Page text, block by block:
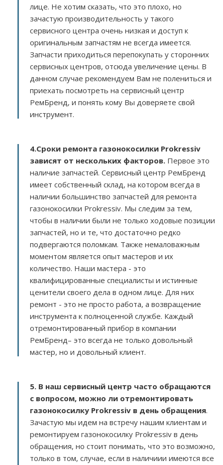
лице. Не хотим сказать, что это плохо, но
зачастую производительность у такого
сервисного центра очень низкая и доступ к
оригинальным запчастям не всегда имеется.
Запчасти приходиться перепокупать у сторонних
сервисных центров, отсюда увеличение цены. В
данном случае рекомендуем Вам не полениться и
приехать посмотреть на сервисный центр
РемБренд, и понять кому Вы доверяете свой
инструмент.
4.Сроки ремонта газонокосилки Prokressiv
зависят от нескольких факторов. Первое это
наличие запчастей. Сервисный центр РемБренд
имеет собственный склад, на котором всегда в
наличии большинство запчастей для ремонта
газонокосилки Prokressiv. Мы следим за тем,
чтобы в наличии были не только ходовые позиции
запчастей, но и те, что достаточно редко
подвергаются поломкам. Также немаловажным
моментом является опыт мастеров и их
количество. Наши мастера - это
квалифицированные специалисты и истинные
ценители своего дела в одном лице. Для них
ремонт - это не просто работа, а возвращение
инструмента к полноценной службе. Каждый
отремонтированный прибор в компании
РемБренд– это всегда не только довольный
мастер, но и довольный клиент.
5. В наш сервисный центр часто обращаются
с вопросом, можно ли отремонтировать
газонокосилку Prokressiv в день обращения.
Зачастую мы идем на встречу нашим клиентам и
ремонтируем газонокосилку Prokressiv в день
обращения, но стоит понимать, что это возможно,
только в том, случае, если в наличиии имеются все